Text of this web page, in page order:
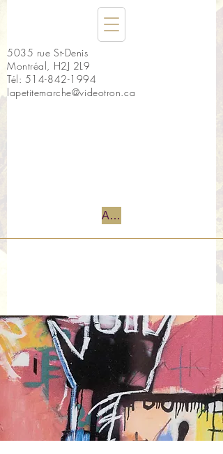
5035 rue St-Denis
Montréal, H2J 2L9
Tél: 514-842-1994
lapetitemarche@videotron.ca
Accueil